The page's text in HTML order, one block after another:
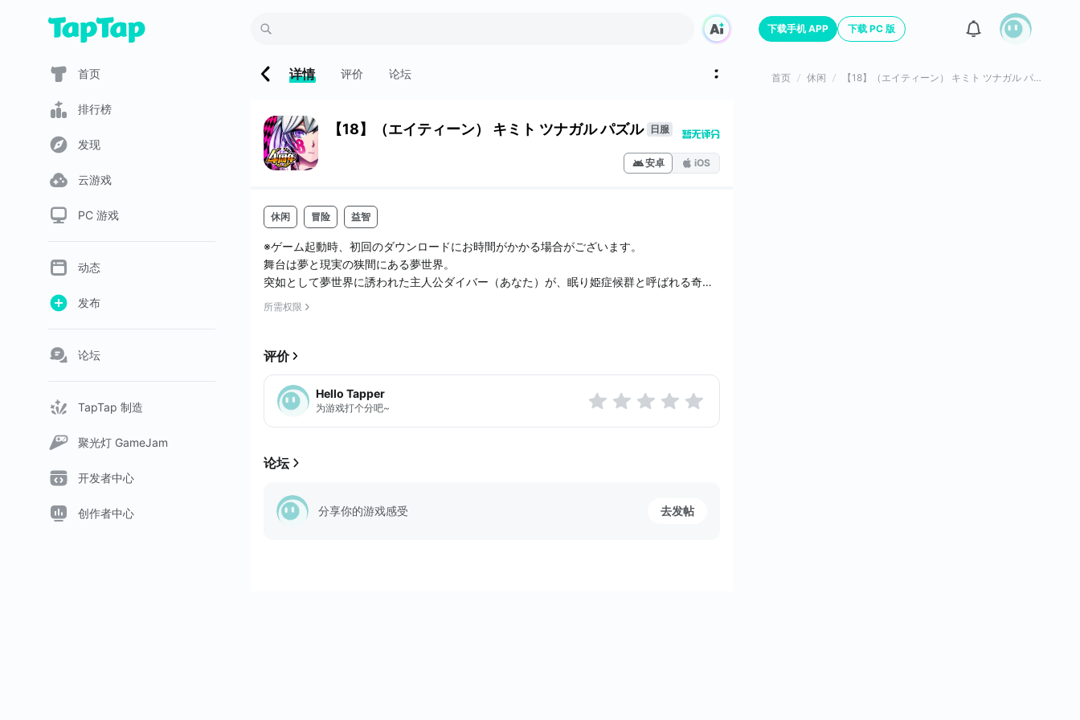
首页
排行榜
发现
云游戏
PC 游戏
动态
发布
论坛
TapTap 制造
聚光灯 GameJam
开发者中心
创作者中心
详情 评价 论坛
【18】（エイティーン） キミト ツナガル パズル 日服
安卓 iOS
休闲 冒险 益智
※ゲーム起動時、初回のダウンロードにお時間がかかる場合がございます。
舞台は夢と現実の狭間にある夢世界。
突如として夢世界に誘われた主人公ダイバー（あなた）が、眠り姫症候群と呼ばれる奇病
により『夢世界』に囚われた女性の心を解放して現実の世界に戻すために戦うミステリア
◆◇ゲーム紹介◇◆
-------------...
所需权限
评价
Hello Tapper
为游戏打个分吧~
论坛
分享你的游戏感受 去发帖
下载手机 APP 下载 PC 版
首页 休闲 【18】（エイティーン） キミト ツナガル パズル日服